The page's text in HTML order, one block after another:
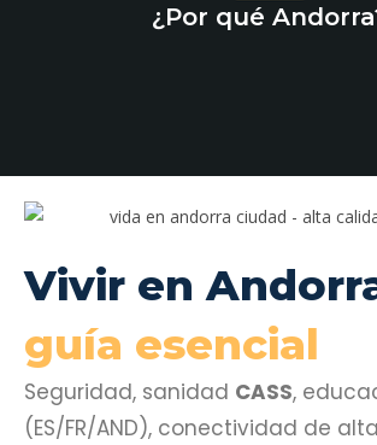
¿Por qué
Vivir en
guía esencial
Seguridad, sanidad CASS,
(ES/FR/AND), conectividad de